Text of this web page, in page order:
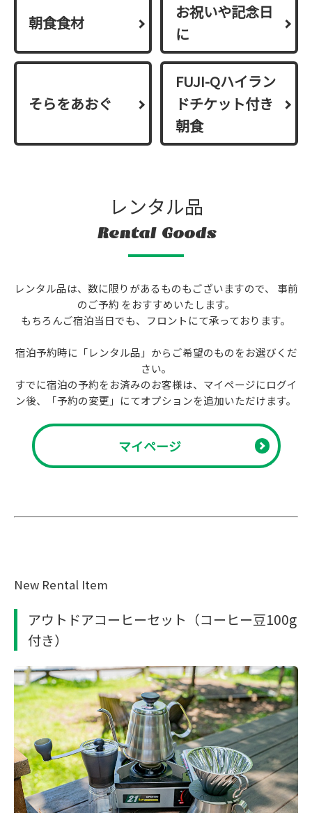
朝食食材
お祝いや記念日
に
そらをあおぐ
FUJI-Qハイラン
ドチケット付き
朝食
レンタル品
Rental Goods
レンタル品は、数に限りがあるものもございますので、 事前
のご予約 をおすすめいたします。
もちろんご宿泊当日でも、フロントにて承っております。
宿泊予約時に「レンタル品」からご希望のものをお選びくだ
さい。
すでに宿泊の予約をお済みのお客様は、マイページにログイ
ン後、「予約の変更」にてオプションを追加いただけます。
マイページ
New Rental Item
アウトドアコーヒーセット（コーヒー豆100g
付き）